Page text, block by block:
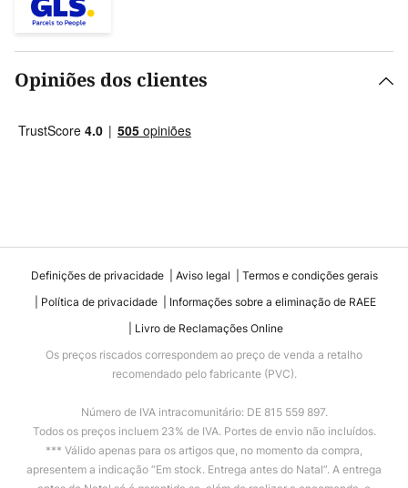
Opiniões dos clientes
Definições de privacidade Aviso legal
Termos e condições gerais
Política de privacidade
Informações sobre a eliminação de RAEE
Livro de Reclamações Online
Os preços riscados correspondem ao preço de venda a retalho
recomendado pelo fabricante (PVC).
Número de IVA intracomunitário: DE 815 559 897.
Todos os preços incluem 23% de IVA. Portes de envio não incluídos.
*** Válido apenas para os artigos que, no momento da compra,
apresentem a indicação “Em stock. Entrega antes do Natal”. A entrega